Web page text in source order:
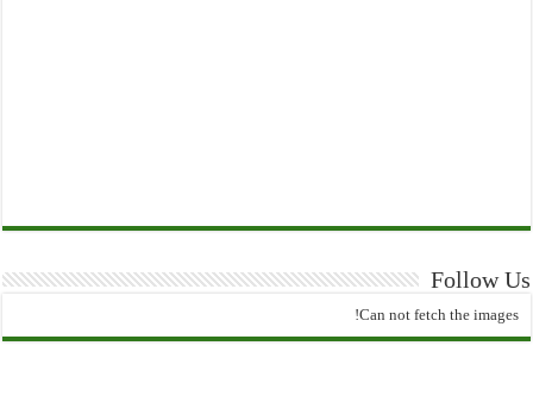
Follow Us
Can not fetch the images!